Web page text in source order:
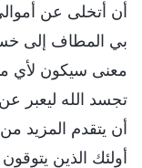
أن أتخلى عن
بي المطاف إلى
معنى سيكون لأي
تجسد الله ليعبر
أن يتقدم المزيد
أولئك الذين